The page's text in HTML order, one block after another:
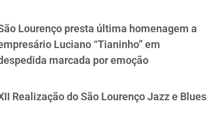
Lourenço presta última homenagem a
Luciano “Tianinho” em
marcada por emoção
Realização do São Lourenço Jazz e Blues